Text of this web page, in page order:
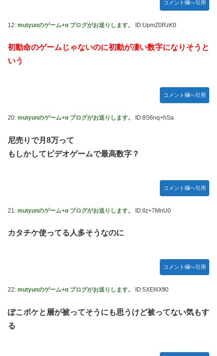
コメント欄へ引用
12: mutyunのゲーム+α ブログがお送りします。 ID:UpmZ0RzK0
初動命のゲームじゃないのに初動が凄い数字になりそうと
いう
コメント欄へ引用
20: mutyunのゲーム+α ブログがお送りします。 ID:8S6nq+hSa
尼売りで月8万って
もしかしてビデオゲームで最高数字？
コメント欄へ引用
21: mutyunのゲーム+α ブログがお送りします。 ID:llz+7MnU0
カタチケ使ってる人多そうなのに
コメント欄へ引用
22: mutyunのゲーム+α ブログがお送りします。 ID:5XEf4XfI0
ぽこポケと層が被ってそうにも思うけど被ってない気もす
る